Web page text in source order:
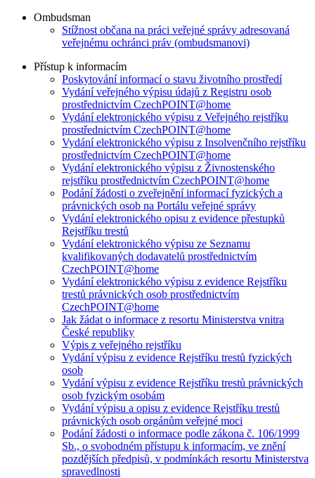
Ombudsman
Stížnost občana na práci veřejné správy adresovaná
veřejnému ochránci práv (ombudsmanovi)
Přístup k informacím
Poskytování informací o stavu životního prostředí
Vydání veřejného výpisu údajů z Registru osob
prostřednictvím CzechPOINT@home
Vydání elektronického výpisu z Veřejného rejstříku
prostřednictvím CzechPOINT@home
Vydání elektronického výpisu z Insolvenčního rejstříku
prostřednictvím CzechPOINT@home
Vydání elektronického výpisu z Živnostenského
rejstříku prostřednictvím CzechPOINT@home
Podání žádosti o zveřejnění informací fyzických a
právnických osob na Portálu veřejné správy
Vydání elektronického opisu z evidence přestupků
Rejstříku trestů
Vydání elektronického výpisu ze Seznamu
kvalifikovaných dodavatelů prostřednictvím
CzechPOINT@home
Vydání elektronického výpisu z evidence Rejstříku
trestů právnických osob prostřednictvím
CzechPOINT@home
Jak žádat o informace z resortu Ministerstva vnitra
České republiky
Výpis z veřejného rejstříku
Vydání výpisu z evidence Rejstříku trestů fyzických
osob
Vydání výpisu z evidence Rejstříku trestů právnických
osob fyzickým osobám
Vydání výpisu a opisu z evidence Rejstříku trestů
právnických osob orgánům veřejné moci
Podání žádosti o informace podle zákona č. 106/1999
Sb., o svobodném přístupu k informacím, ve znění
pozdějších předpisů, v podmínkách resortu Ministerstva
spravedlnosti